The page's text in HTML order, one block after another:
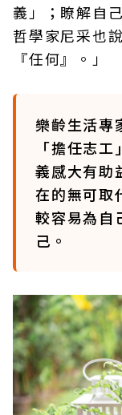
義」；瞭解自
哲學家尼采也
『任何』。」
樂齡生活專
「擔任志
義感大有助
在的無可取
較容易為自
己。